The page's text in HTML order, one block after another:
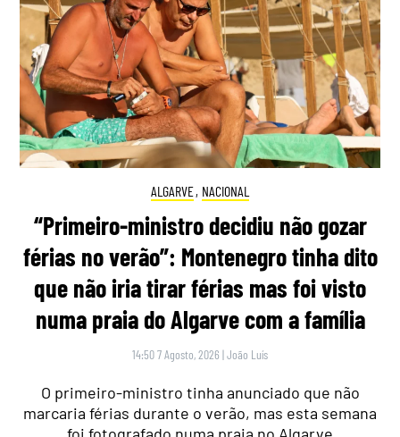
ALGARVE, NACIONAL
“Primeiro-ministro decidiu não gozar
férias no verão”: Montenegro tinha dito
que não iria tirar férias mas foi visto
numa praia do Algarve com a família
14:50 7 Agosto, 2026 |João Luís
O primeiro-ministro tinha anunciado que não
marcaria férias durante o verão, mas esta semana